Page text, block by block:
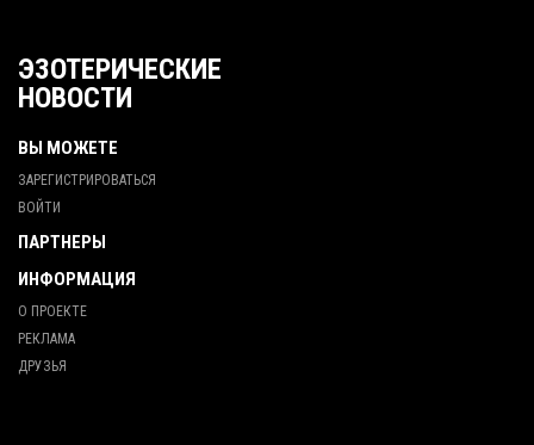
ЭЗОТЕРИЧЕСКИЕ
НОВОСТИ
ВЫ МОЖЕТЕ
ЗАРЕГИСТРИРОВАТЬСЯ
ВОЙТИ
ПАРТНЕРЫ
ИНФОРМАЦИЯ
О ПРОЕКТЕ
РЕКЛАМА
ДРУЗЬЯ